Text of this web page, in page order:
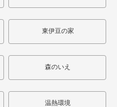
東伊豆の家
森のいえ
温熱環境